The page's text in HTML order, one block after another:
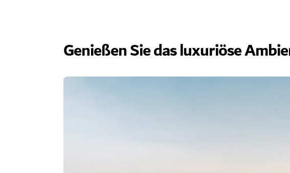
Genießen Sie das luxuriöse